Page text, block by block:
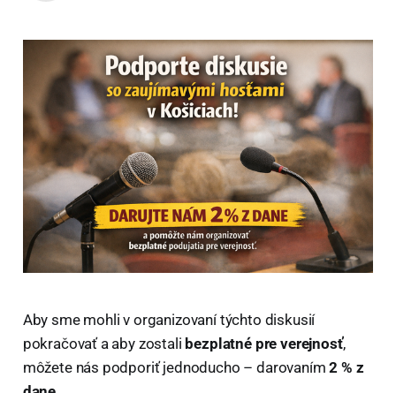
Aby sme mohli v organizovaní týchto diskusií
pokračovať a aby zostali bezplatné pre verejnosť,
môžete nás podporiť jednoducho – darovaním2 % z